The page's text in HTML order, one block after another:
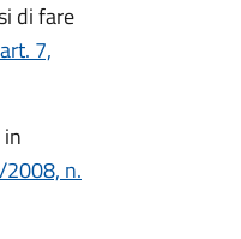
di fare
7,
n.